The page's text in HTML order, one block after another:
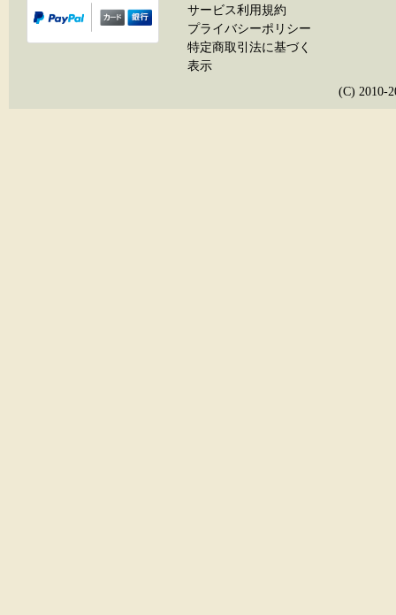
サービス利用規約
プライバシーポリシー
特定商取引法に基づく
表示
(C) 2010-